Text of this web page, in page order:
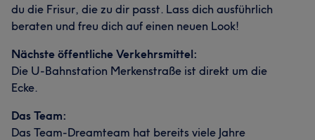
du die Frisur, die zu dir passt. Lass dich ausführlich
beraten und freu dich auf einen neuen Look!
Nächste öffentliche Verkehrsmittel:
Die U-Bahnstation Merkenstraße ist direkt um die
Ecke.
Das Team:
Das Team-Dreamteam hat bereits viele Jahre